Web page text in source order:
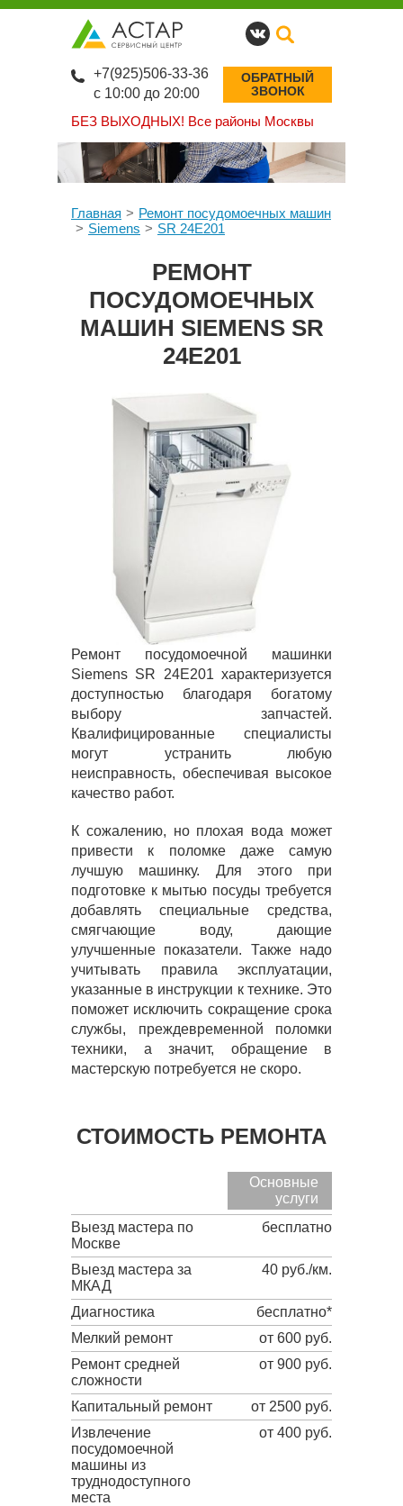
БЕЗ ВЫХОДНЫХ! Все районы Москвы
+7(925)506-33-36
с 10:00 до 20:00
ОБРАТНЫЙ
ЗВОНОК
Главная
Ремонт посудомоечных машин
Siemens
SR 24E201
РЕМОНТ
ПОСУДОМОЕЧНЫХ
МАШИН SIEMENS SR
24E201
Ремонт посудомоечной машинки
Siemens SR 24E201 характеризуется
доступностью благодаря богатому
выбору запчастей.
Квалифицированные специалисты
могут устранить любую
неисправность, обеспечивая высокое
качество работ.
К сожалению, но плохая вода может
привести к поломке даже самую
лучшую машинку. Для этого при
подготовке к мытью посуды требуется
добавлять специальные средства,
смягчающие воду, дающие
улучшенные показатели. Также надо
учитывать правила эксплуатации,
указанные в инструкции к технике. Это
поможет исключить сокращение срока
службы, преждевременной поломки
техники, а значит, обращение в
мастерскую потребуется не скоро.
СТОИМОСТЬ РЕМОНТА
Основные
услуги
Выезд мастера по
Москве
бесплатно
Выезд мастера за
МКАД
40 руб./км.
Диагностика
бесплатно*
Мелкий ремонт
от 600 руб.
Ремонт средней
сложности
от 900 руб.
Капитальный ремонт
от 2500 руб.
Извлечение
посудомоечной
машины из
труднодоступного
места
от 400 руб.